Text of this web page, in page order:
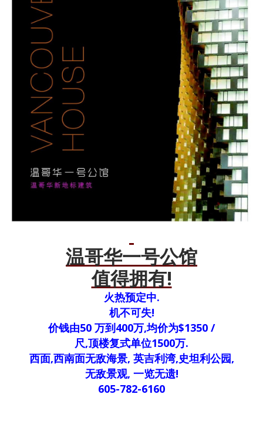
温哥华一号公馆
值得拥有!
火热预定中.
机不可失!
价钱由50 万到400万,均价为$1350 /
尺,顶楼复式单位1500万.
西面,西南面无敌海景, 英吉利湾,史坦利公园,
无敌景观, 一览无遗!
605-782-6160